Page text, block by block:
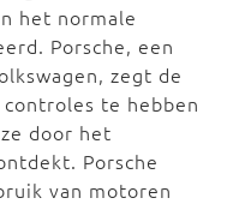
het normale
Porsche, een
zegt de
te hebben
door het
Porsche
van motoren